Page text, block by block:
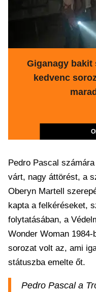
Giganagy bakit
kedvenc
Pedro Pascal
várt, nagy áttörést, a
Oberyn Martell
kapta a felkéréseket,
folytatásában, a
Wonder Woman
sorozat volt az, ami
státuszba emelte őt.
Pedro Pascal a